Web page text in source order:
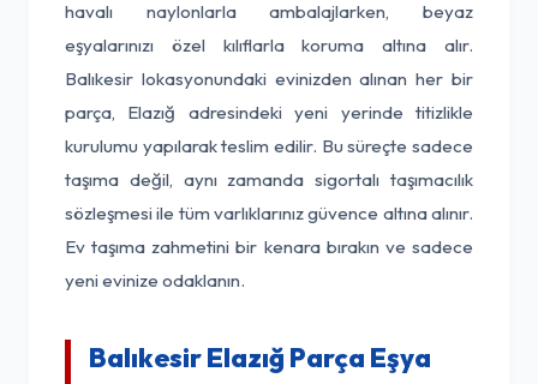
havalı naylonlarla ambalajlarken, beyaz
eşyalarınızı özel kılıflarla koruma altına alır.
Balıkesir lokasyonundaki evinizden alınan her bir
parça, Elazığ adresindeki yeni yerinde titizlikle
kurulumu yapılarak teslim edilir. Bu süreçte sadece
taşıma değil, aynı zamanda sigortalı taşımacılık
sözleşmesi ile tüm varlıklarınız güvence altına alınır.
Ev taşıma zahmetini bir kenara bırakın ve sadece
yeni evinize odaklanın.
Balıkesir Elazığ Parça Eşya